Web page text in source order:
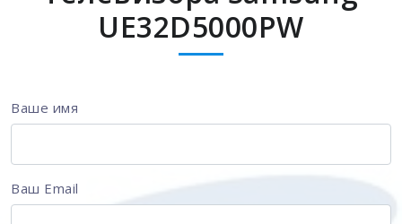
UE32D5000PW
Ваше имя
Ваш Email